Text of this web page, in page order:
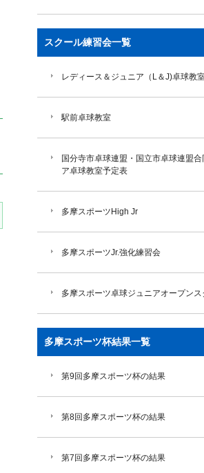
スクール練習会一覧
レディース＆ジュニア（L＆J)卓球教
駅前卓球教室
国分寺市卓球連盟・国立市卓球連盟合
ア卓球教室予定表
多摩スポーツHigh Jr
多摩スポーツJr.強化練習会
多摩スポーツ卓球ジュニアオープンス
多摩スポーツ杯結果一覧
第9回多摩スポーツ杯の結果
第8回多摩スポーツ杯の結果
第7回多摩スポーツ杯の結果